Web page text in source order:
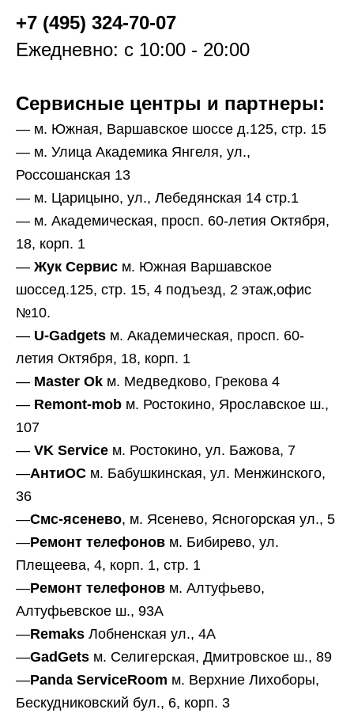
+7 (495) 324-70-07
Ежедневно: с 10:00 - 20:00
Сервисные центры и партнеры:
— м. Южная, Варшавское шоссе д.125, стр. 15
— м. Улица Академика Янгеля, ул.,
Россошанская 13
— м. Царицыно, ул., Лебедянская 14 стр.1
— м. Академическая, просп. 60-летия Октября,
18, корп. 1
— Жук Сервис м. Южная Варшавское
шоссед.125, стр. 15, 4 подъезд, 2 этаж,офис
№10.
— U-Gadgets м. Академическая, просп. 60-
летия Октября, 18, корп. 1
— Master Ok м. Медведково, Грекова 4
— Remont-mob м. Ростокино, Ярославское ш.,
107
— VK Service м. Ростокино, ул. Бажова, 7
—АнтиОС м. Бабушкинская, ул. Менжинского,
36
—Смс-ясенево, м. Ясенево, Ясногорская ул., 5
—Ремонт телефонов м. Бибирево, ул.
Плещеева, 4, корп. 1, стр. 1
—Ремонт телефонов м. Алтуфьево,
Алтуфьевское ш., 93А
—Remaks Лобненская ул., 4А
—GadGets м. Селигерская, Дмитровское ш., 89
—Panda ServiceRoom м. Верхние Лихоборы,
Бескудниковский бул., 6, корп. 3